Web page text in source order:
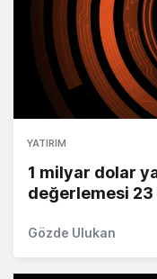
YATIRIM
1 milyar dolar
değerlemesi
Gözde Ulukan